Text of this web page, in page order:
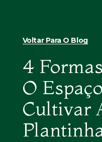
Voltar Para O Blog
4
O
Cultivar